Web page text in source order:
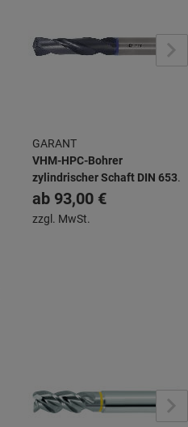
GARANT
VHM-HPC-Bohrer
zylindrischer Schaft DIN 6535
HA TiAlN
ab 93,00 €
zzgl. MwSt.